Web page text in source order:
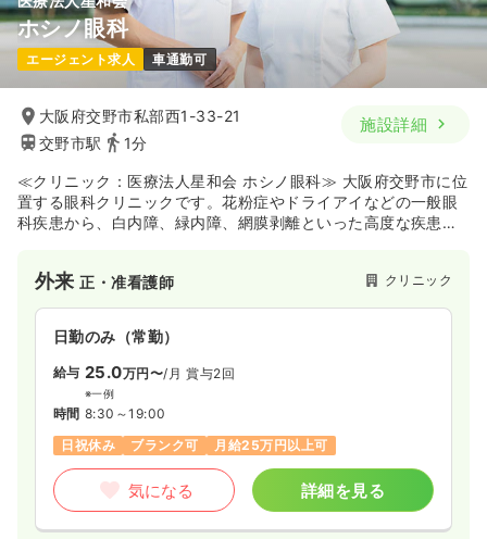
ホシノ眼科
エージェント求人 車通勤可
大阪府交野市私部西1-33-21
交野市駅
1分
施設詳細
≪クリニック：医療法人星和会 ホシノ眼科≫ 大阪府交野市に位
置する眼科クリニックです。花粉症やドライアイなどの一般眼
科疾患から、白内障、緑内障、網膜剥離といった高度な疾患ま
を目指した安全な医療を提供しています。眼科分野の専門性を
高めたい方や、手術介助に興味のある看護師さんにおすすめで
外来正・准看護師 クリニック
日勤のみ（常勤）
給与 25.0万円〜/月 賞与2回
※一例
時間 8:30～19:00
日祝休み
ブランク可 月給25万円以上可
気になる 詳細を見る